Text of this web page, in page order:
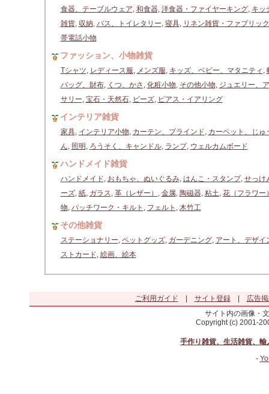
食器、テーブルウェア, 和食器, 洋食器・ファイヤーキング, キッ
雑貨, 収納, バス、トイレタリー, 寝具, リネン雑貨・ファブリック
帯電話小物
ファッション、小物雑貨
Tシャツ, レディース服, メンズ服, キッズ、ベビー、マタニティ ,
バッグ、財布, くつ、かさ , 化粧小物, その他小物, ジュエリー、
サリー, 宝石・天然石, ビーズ, ピアス・イアリング
インテリア雑貨
家具, インテリア小物, カーテン、ブラインド, カーペット、じゅ
ん, 照明 , ろうそく、キャンドル, ランプ, ウェルカムボード
ハンドメイド雑貨
ハンドメイド, おもちゃ、ぬいぐるみ, はんこ・スタンプ, せっけ
ーズ, 紙, ガラス, 革（レザー） , 金属, 陶磁器, 粘土, 花（フラワー
物, パッチワーク・キルト , フェルト , 木竹工
その他雑貨
ステーショナリー, ペットグッズ, ガーデニング, アート、デザイ
ストカード, 絵画、絵本
ご利用ガイド サイト登録|
広告
サイト内の画像・
Copyright (c) 2001-
手作り雑貨、生活雑貨、
-